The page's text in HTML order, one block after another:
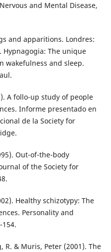
and Mental Disease,
and apparitions. Londres:
Hypnagogia: The unique
wakefulness and sleep.
A follo-up study of people
Informe presentado en
de la Society for
Out-of-the-body
of the Society for
Healthy schizotypy: The
Personality and
R. & Muris, Peter (2001). The